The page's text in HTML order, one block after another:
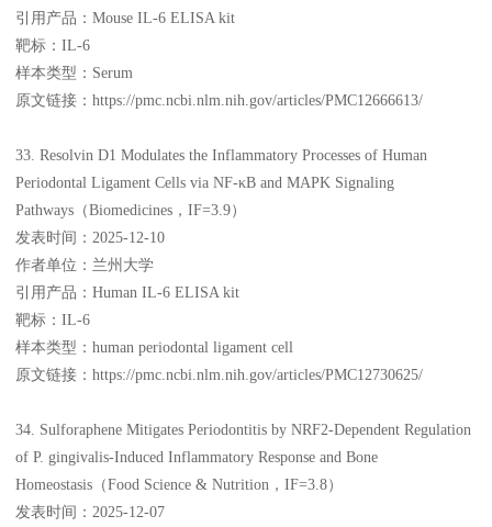
引用产品：Mouse IL-6 ELISA kit
靶标：IL-6
样本类型：Serum
原文链接：https://pmc.ncbi.nlm.nih.gov/articles/PMC12666613/
33. Resolvin D1 Modulates the Inflammatory Processes of Human
Periodontal Ligament Cells via NF-κB and MAPK Signaling
Pathways（Biomedicines，IF=3.9）
发表时间：2025-12-10
作者单位：兰州大学
引用产品：Human IL-6 ELISA kit
靶标：IL-6
样本类型：human periodontal ligament cell
原文链接：https://pmc.ncbi.nlm.nih.gov/articles/PMC12730625/
34. Sulforaphene Mitigates Periodontitis by NRF2‐Dependent Regulation
of P. gingivalis‐Induced Inflammatory Response and Bone
Homeostasis（Food Science & Nutrition，IF=3.8）
发表时间：2025-12-07